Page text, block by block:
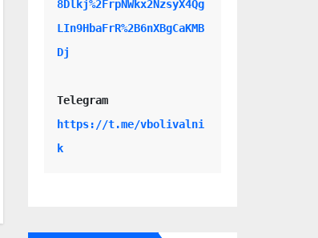
8Dlkj%2FrpNWkx2NzsyX4Qg
LIn9HbaFrR%2B6nXBgCaKMB
Dj
Telegram
https://t.me/vbolivalni
k